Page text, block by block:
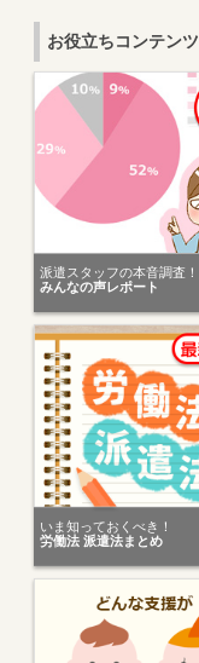
お役立ちコンテンツ
派遣スタッフの本音調査！
みんなの声レポート
いま知っておくべき！
労働法 派遣法まとめ